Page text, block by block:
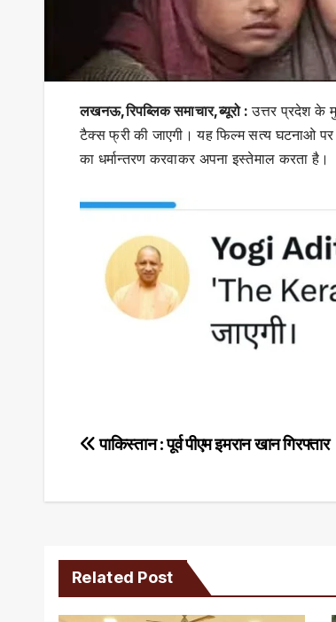
लखनऊ,रिपब्लिक समाचार,ब्यूरो : उत्तर प्रदेश के
टैक्स फ्री की जाएगी। यह फिल्म सत्य घटनाओ पर
का धर्मान्तरण करवाकर अपना इस्तेमाल करता है।
Post
पाकिस्तान : पूर्व पीएम इमरान खान गिरफ्तार
Related Post